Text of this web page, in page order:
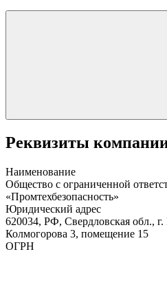
Реквизиты
Наименование
Общество с ограниченной
«Промтехбезопасность»
Юридический адрес
620034, РФ, Свердловская обл., г.
Колмогорова 3, помещение 15
ОГРН